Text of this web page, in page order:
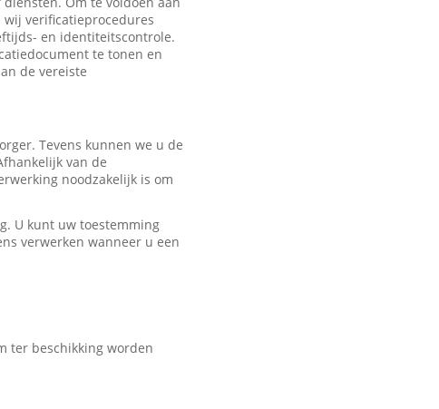
verificatieprocedures
en identiteitscontrole.
te tonen en
de vereiste
Tevens kunnen we u de
van de
noodzakelijk is om
U kunt uw toestemming
verwerken wanneer u een
ter beschikking worden